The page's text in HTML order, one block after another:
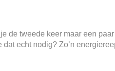
de tweede keer maar een
echt nodig? Zo’n